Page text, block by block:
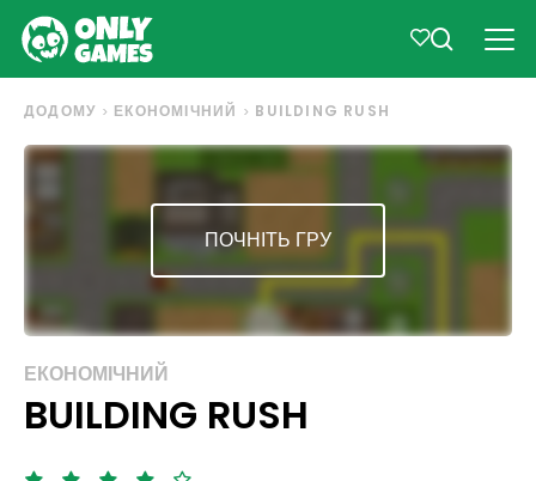
ДОДОМУ ЕКОНОМІЧНИЙ BUILDING RUSH
ПОЧНІТЬ ГРУ
ЕКОНОМІЧНИЙ
BUILDING RUSH